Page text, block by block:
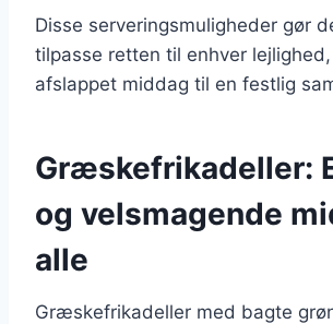
Disse serveringsmuligheder gør
tilpasse retten til enhver
afslappet middag til en festlig
Græskefrikadeller:
og velsmagende
alle
Græskefrikadeller med bagte